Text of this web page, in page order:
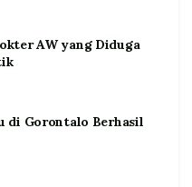
AW yang Diduga
di Gorontalo Berhasil